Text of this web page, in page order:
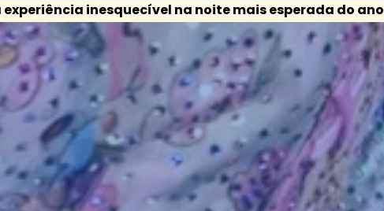
experiência inesquecível na noite mais esperada do ano